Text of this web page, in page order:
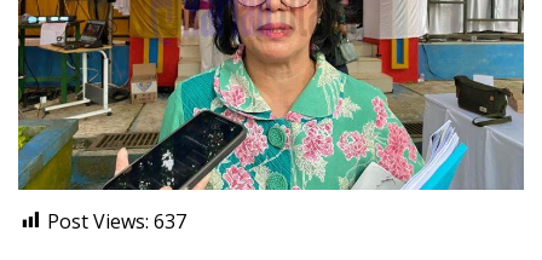
Post Views: 637